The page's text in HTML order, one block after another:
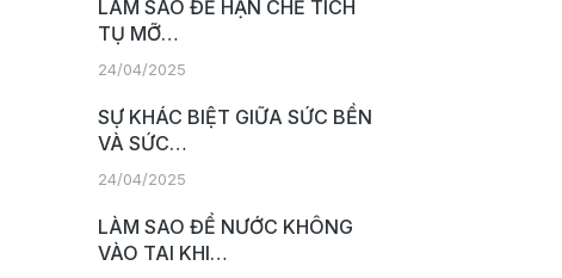
LÀM SAO ĐỂ HẠN CHẾ TÍCH
TỤ MỠ…
24/04/2025
SỰ KHÁC BIỆT GIỮA SỨC BỀN
VÀ SỨC…
24/04/2025
LÀM SAO ĐỂ NƯỚC KHÔNG
VÀO TAI KHI…